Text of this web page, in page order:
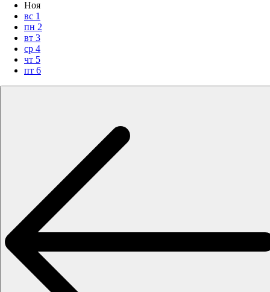
Ноя
вс 1
пн 2
вт 3
ср 4
чт 5
пт 6